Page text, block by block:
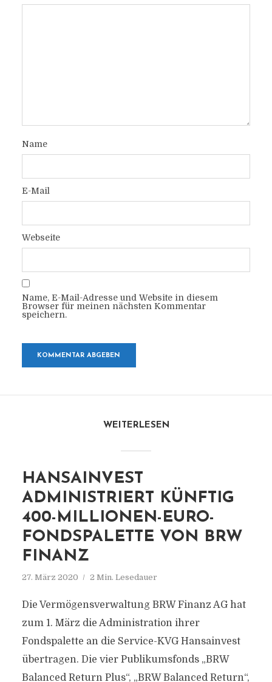
Name
E-Mail
Webseite
Name, E-Mail-Adresse und Website in diesem
Browser für meinen nächsten Kommentar
speichern.
WEITERLESEN
HANSAINVEST
ADMINISTRIERT KÜNFTIG
400-MILLIONEN-EURO-
FONDSPALETTE VON BRW
FINANZ
27. März 2020 2 Min. Lesedauer
Die Vermögensverwaltung BRW Finanz AG hat
zum 1. März die Administration ihrer
Fondspalette an die Service-KVG Hansainvest
übertragen. Die vier Publikumsfonds „BRW
Balanced Return Plus“, „BRW Balanced Return“,